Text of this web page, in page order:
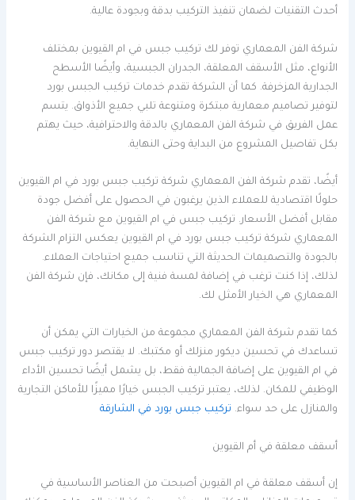
أحدث التقنيات لضمان تنفيذ التركيب بدقة وبجودة عالية.
شركة الفن المعماري توفر لك تركيب جبس في ام القيوين بمختلف
الأنواع، مثل الأسقف المعلقة، الجدران الجبسية، وأيضًا الأسطح
الجدارية المزخرفة. كما أن الشركة تقدم خدمات تركيب الجبس بورد
لتوفير تصاميم معمارية مبتكرة ومتنوعة تلبي جميع الأذواق. يتسم
عمل الفريق في شركة الفن المعماري بالدقة والاحترافية، حيث يهتم
بكل تفاصيل المشروع من البداية وحتى النهاية.
أيضًا، تقدم شركة الفن المعماري شركة تركيب جبس بورد في ام القيوين
حلولًا اقتصادية للعملاء الذين يرغبون في الحصول على أفضل جودة
مقابل أفضل الأسعار. تركيب جبس في ام القيوين مع شركة الفن
المعماري شركة تركيب جبس بورد في ام القيوين يعكس التزام الشركة
بالجودة والتصميمات الحديثة التي تناسب جميع احتياجات العملاء.
لذلك، إذا كنت ترغب في إضافة لمسة فنية إلى مكانك، فإن شركة الفن
المعماري هي الخيار الأمثل لك.
كما تقدم شركة الفن المعماري مجموعة من الخيارات التي يمكن أن
تساعدك في تحسين ديكور منزلك أو مكتبك. لا يقتصر دور تركيب جبس
في ام القيوين على إضافة الجمالية فقط، بل يشمل أيضًا تحسين الأداء
الوظيفي للمكان. لذلك، يعتبر تركيب الجبس خيارًا مميزًا للأماكن التجارية
والمنازل على حد سواء. تركيب جبس بورد في الشارقة
أسقف معلقة في أم القيوين
إن أسقف معلقة في ام القيوين أصبحت من العناصر الأساسية في